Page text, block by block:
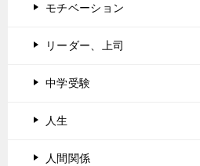
モチベーション
リーダー、上司
中学受験
人生
人間関係